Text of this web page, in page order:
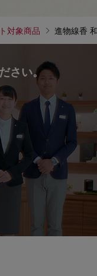
対象商品 進物線香
さい。